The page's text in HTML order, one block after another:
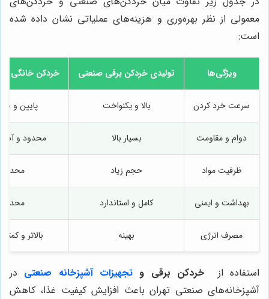
معمولی از نظر بهره‌وری و هزینه‌های عملیاتی نشان داده شده
است:
ویژگی‌ها تولیدی خردکن برقی صنعتی خردکن خانگی
سرعت خرد کردن بالا و یکنواخت پایین و
دوام و مقاومت بسیار بالا محدود و
ظرفیت مواد حجم زیاد محدود
بهداشت و ایمنی کامل و استاندارد محدود
مصرف انرژی بهینه بالاتر و کمتر
استفاده از خردکن برقی و تجهیزات آشپزخانه صنعتی در
آشپزخانه‌های صنعتی تهران باعث افزایش کیفیت غذا، کاهش